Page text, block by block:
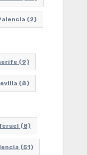
(2)
(9)
(8)
(8)
(51)